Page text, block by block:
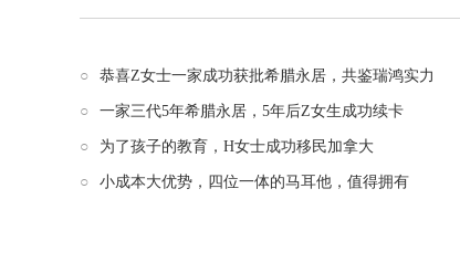
○ 恭喜Z女士一家成功获批希腊永居，共鉴瑞鸿实力
○ 一家三代5年希腊永居，5年后Z女生成功续卡
○ 为了孩子的教育，H女士成功移民加拿大
○ 小成本大优势，四位一体的马耳他，值得拥有